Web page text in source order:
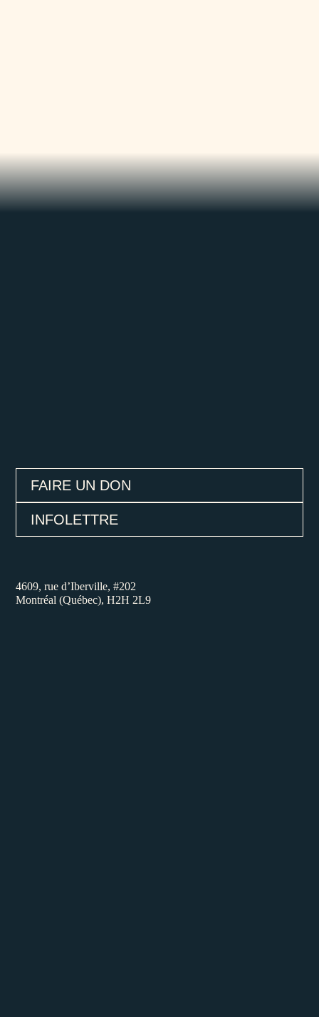
FAIRE UN DON
INFOLETTRE
4609, rue d’Iberville, #202
Montréal (Québec), H2H 2L9